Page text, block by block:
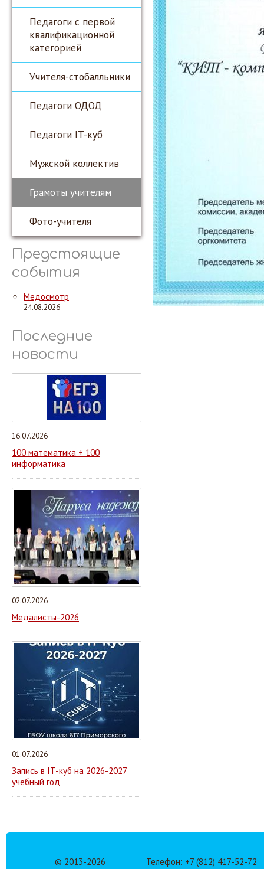
Педагоги с первой
квалификационной
категорией
Учителя-стобалльники
Педагоги ОДОД
Педагоги IT-куб
Мужской коллектив
Грамоты учителям
Фото-учителя
Предстоящие
события
Медосмотр
24.08.2026
Последние
новости
16.07.2026
100 математика + 100
информатика
02.07.2026
Медалисты-2026
01.07.2026
Запись в IT-куб на 2026-2027
учебный год
© 2013-2026 Телефон: +7 (812) 417-52-72